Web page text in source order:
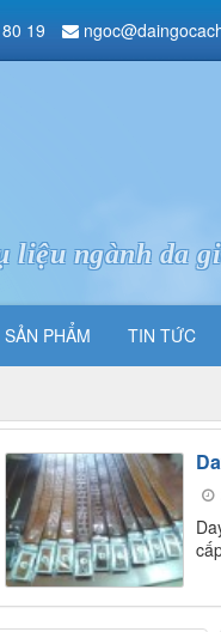
liệu ngành da
SẢN PHẨM TIN TỨC
19